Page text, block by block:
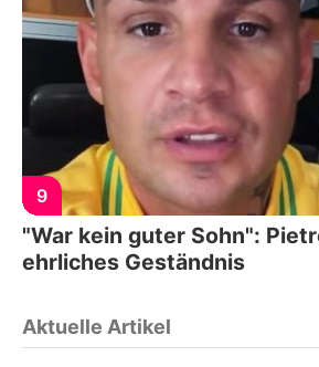
9
"War kein guter Sohn":
ehrliches Geständnis
Aktuelle Artikel